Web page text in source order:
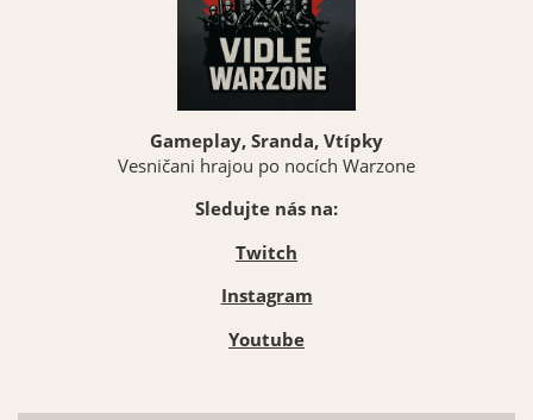
Gameplay, Sranda, Vtípky
Vesničani hrajou po nocích Warzone
Sledujte nás na:
Twitch
Instagram
Youtube